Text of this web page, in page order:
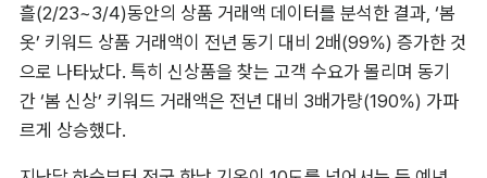
흘(2/23~3/4)동안의 상품 거래액 데이터를 분석한 결과, ‘봄
옷’ 키워드 상품 거래액이 전년 동기 대비 2배(99%) 증가한 것
으로 나타났다. 특히 신상품을 찾는 고객 수요가 몰리며 동기
간 ‘봄 신상’ 키워드 거래액은 전년 대비 3배가량(190%) 가파
르게 상승했다.